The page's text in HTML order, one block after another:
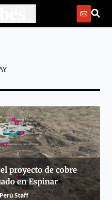
proyecto de cobre
en Espinar
Staff